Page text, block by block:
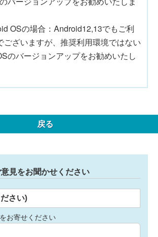
OSの場合：Android12,13でもご利
ございますが、推奨利用環境ではない
のバージョンアップをお勧めいたし
戻る
見をお聞かせください
さい)
お寄せください